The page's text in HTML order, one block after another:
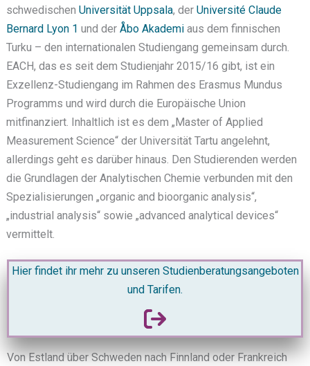
schwedischen Universität Uppsala, der Université Claude
Bernard Lyon 1 und der Åbo Akademiaus dem finnischen
Turku – den internationalen Studiengang gemeinsam durch.
EACH, das es seit dem Studienjahr 2015/16 gibt, ist ein
Exzellenz-Studiengang im Rahmen des Erasmus Mundus
Programms und wird durch die Europäische Union
mitfinanziert. Inhaltlich ist es dem „Master of Applied
Measurement Science“ der Universität Tartu angelehnt,
allerdings geht es darüber hinaus. Den Studierenden werden
die Grundlagen der Analytischen Chemie verbunden mit den
Spezialisierungen „organic and bioorganic analysis“,
„industrial analysis“ sowie „advanced analytical devices“
vermittelt.
Hier findet ihr mehr zu unseren Studienberatungsangeboten
und Tarifen.
Von Estland über Schweden nach Finnland oder Frankreich